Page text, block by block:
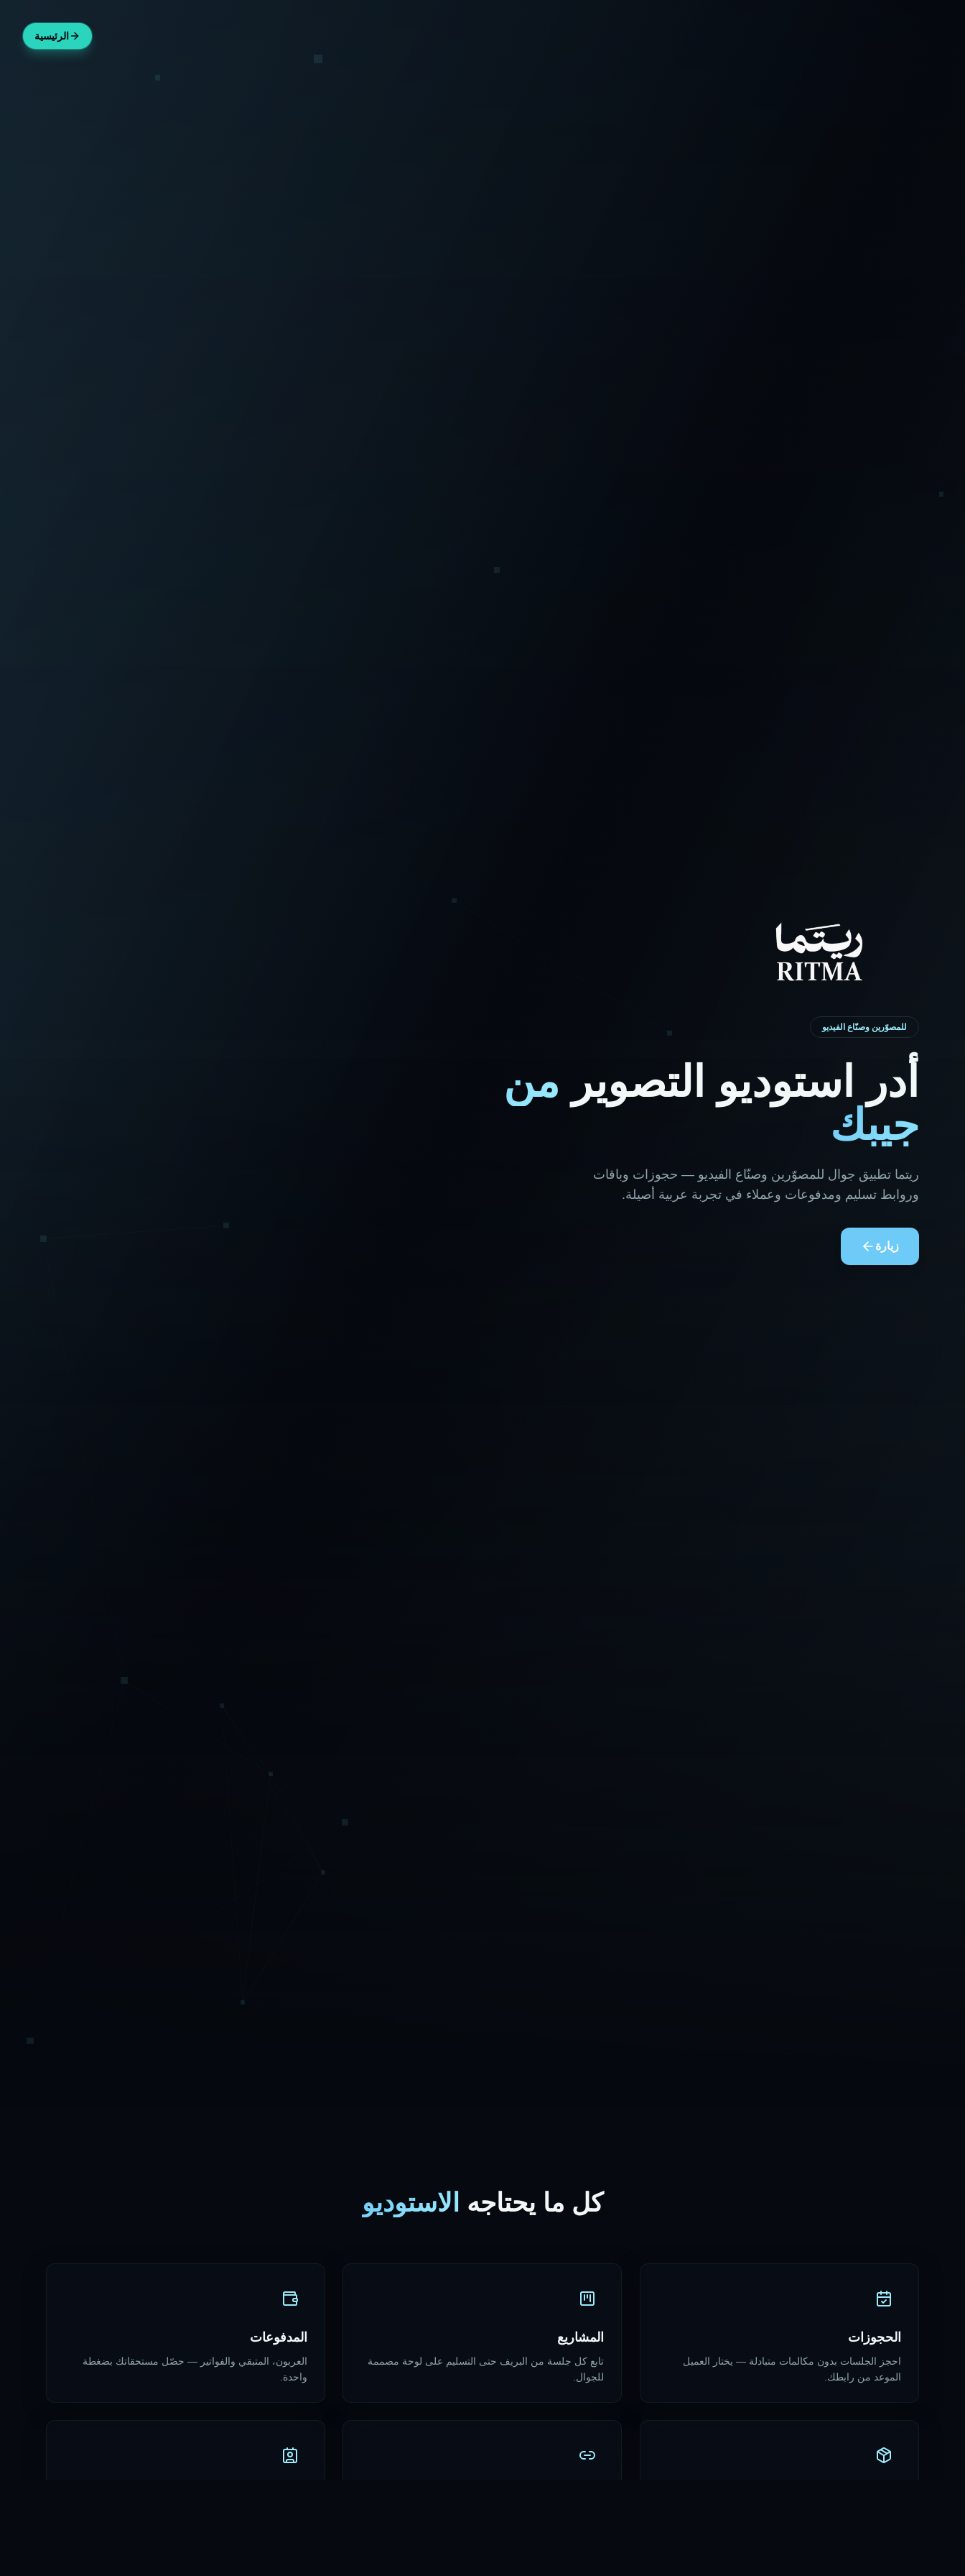
الرئيسية
للمصوّرين وصنّاع الفيديو
أدر استوديو التصوير من
جيبك
ريتما تطبيق جوال للمصوّرين وصنّاع الفيديو — حجوزات وباقات
وروابط تسليم ومدفوعات وعملاء في تجربة عربية أصيلة.
زيارة
كل ما يحتاجه الاستوديو
الحجوزات
احجز الجلسات بدون مكالمات متبادلة — يختار العميل
الموعد من رابطك.
المشاريع
تابع كل جلسة من البريف حتى التسليم على لوحة مصممة
للجوال.
المدفوعات
العربون، المتبقي والفواتير — حصّل مستحقاتك بضغطة
واحدة.